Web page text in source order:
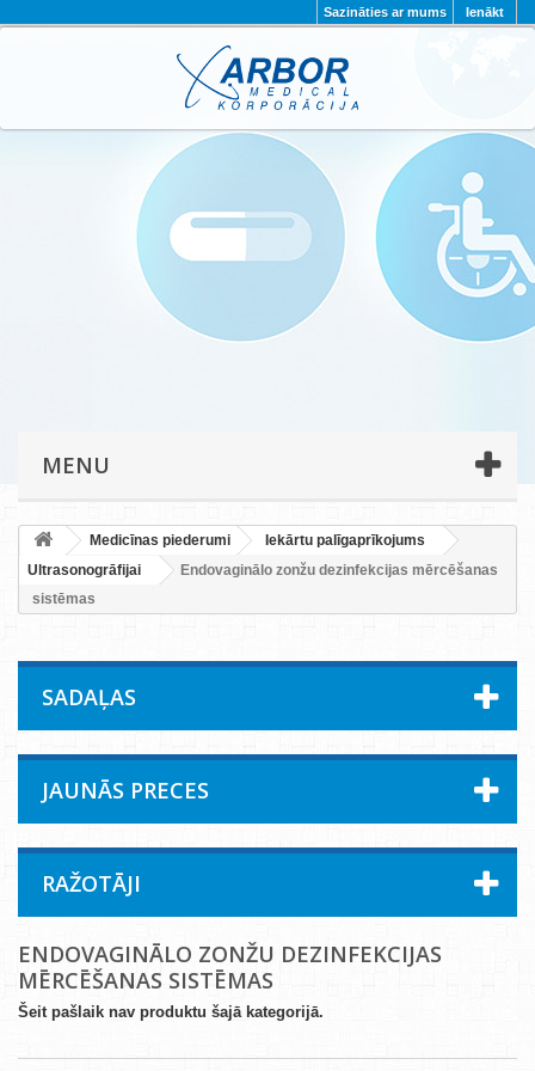
Ienākt
Sazināties ar mums
PAR MUMS PROJEKTI
KONTAKTI
PRIVĀTUMA POLITIKA
MENU
Medicīnas piederumi
Iekārtu palīgaprīkojums
Ultrasonogrāfijai
Endovaginālo zonžu dezinfekcijas mērcēšanas
sistēmas
SADAĻAS
JAUNĀS PRECES
RAŽOTĀJI
ENDOVAGINĀLO ZONŽU DEZINFEKCIJAS
MĒRCĒŠANAS SISTĒMAS
Šeit pašlaik nav produktu šajā kategorijā.